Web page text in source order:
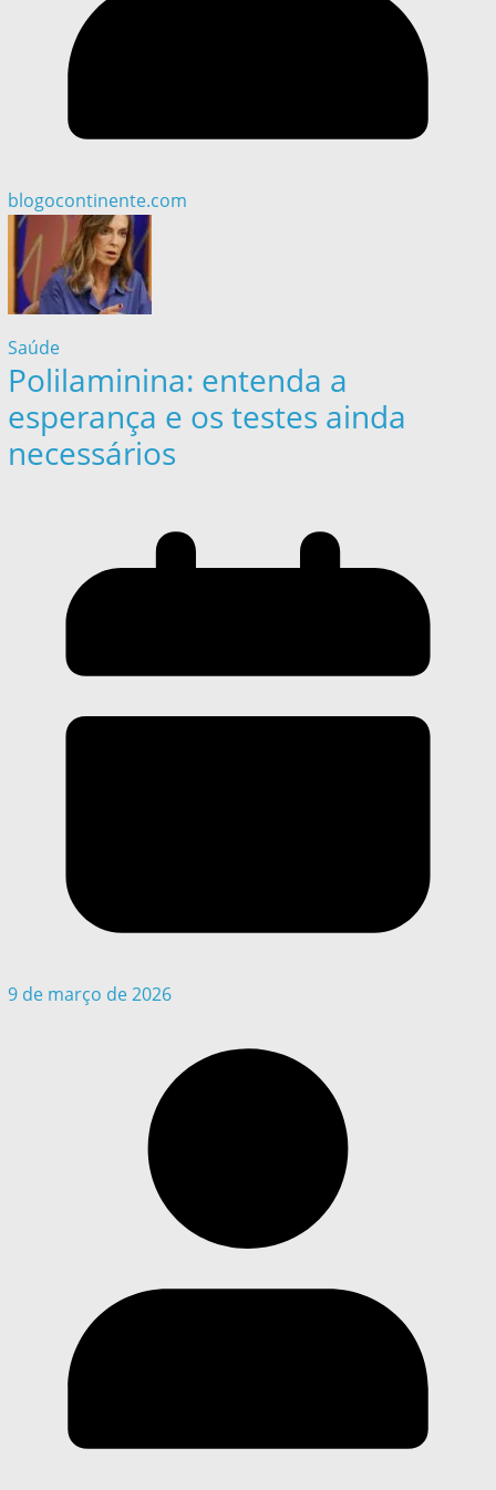
blogocontinente.com
Saúde
Polilaminina: entenda a
esperança e os testes ainda
necessários
9 de março de 2026